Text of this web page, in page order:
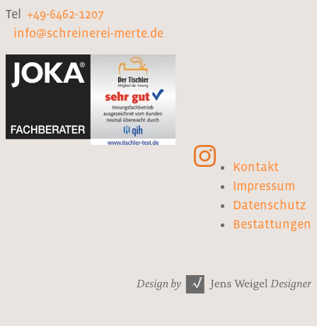
Tel +49-6462-1207
info@schreinerei-merte.de
Kontakt
Impressum
Datenschutz
Bestattungen